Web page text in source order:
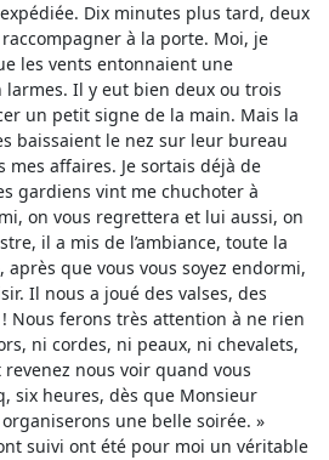
Dix minutes plus tard, deux
à la porte. Moi, je
les vents entonnaient une
Il y eut bien deux ou trois
un petit signe de la main. Mais la
baissaient le nez sur leur bureau
affaires. Je sortais déjà de
gardiens vint me chuchoter à
on vous regrettera et lui aussi, on
il a mis de l’ambiance, toute la
que vous vous soyez endormi,
Il nous a joué des valses, des
Nous ferons très attention à ne rien
ni cordes, ni peaux, ni chevalets,
nous voir quand vous
six heures, dès que Monsieur
une belle soirée. »
suivi ont été pour moi un véritable